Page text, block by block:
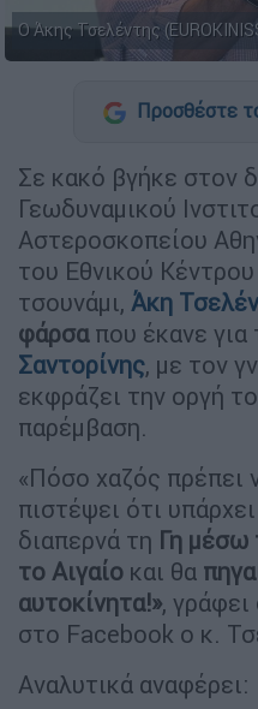
Ο Άκης Τσελέντης
Προσθέστε
Σε κακό βγήκε στον
Γεωδυναμικού
Αστεροσκοπείου
του Εθνικού
τσουνάμι, Άκη
φάρσαπου έκανε για
Σαντορίνης, με τον
εκφράζει την οργή
παρέμβαση.
«Πόσο χαζός πρέπει
πιστέψει ότι
διαπερνά τη Γη μέσω
το Αιγαίο και θα
αυτοκίνητα!»,
στο Facebook ο κ.
Αναλυτικά αναφέρει: